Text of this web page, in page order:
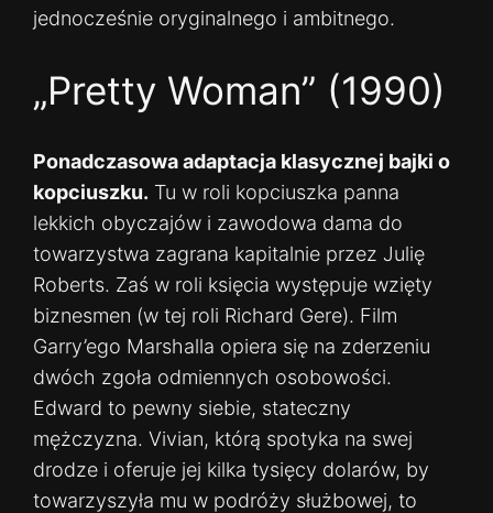
jednocześnie oryginalnego i ambitnego.
„Pretty Woman” (1990)
Ponadczasowa adaptacja klasycznej bajki o
kopciuszku. Tu w roli kopciuszka panna
lekkich obyczajów i zawodowa dama do
towarzystwa zagrana kapitalnie przez Julię
Roberts. Zaś w roli księcia występuje wzięty
biznesmen (w tej roli Richard Gere). Film
Garry’ego Marshalla opiera się na zderzeniu
dwóch zgoła odmiennych osobowości.
Edward to pewny siebie, stateczny
mężczyzna. Vivian, którą spotyka na swej
drodze i oferuje jej kilka tysięcy dolarów, by
towarzyszyła mu w podróży służbowej, to